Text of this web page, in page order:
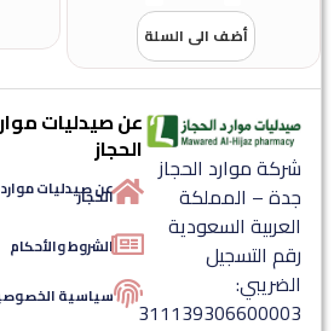
أضف الى السلة
شركة موارد الحجاز
جدة – المملكة
العربية السعودية
رقم التسجيل
الضريبي:
311139306600003
عن صيدليات
الحجاز
عن صيدليات موارد
الحجاز
الشروط والأحكام
سياسية